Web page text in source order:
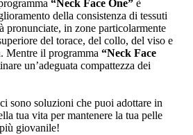
“Neck Face One” è
della consistenza di tessuti
pronunciate, in zone particolarmente
del torace, del collo, del viso e
Mentre il programma “Neck Face
un’adeguata compattezza dei
sono soluzioni che puoi adottare in
tua vita per mantenere la tua pelle
giovanile!